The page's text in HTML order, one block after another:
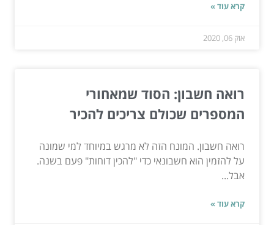
קרא עוד »
אוק 06, 2020
רואה חשבון: הסוד שמאחורי
המספרים שכולם צריכים להכיר
רואה חשבון. המונח הזה לא מרגש במיוחד למי שמונה
על להזמין הוא חשבונאי כדי "להכין דוחות" פעם בשנה.
אבל...
קרא עוד »